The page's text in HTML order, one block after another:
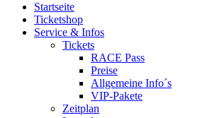
Startseite
Ticketshop
Service & Infos
Tickets
RACE Pass
Preise
Allgemeine Info´s
VIP-Pakete
Zeitplan